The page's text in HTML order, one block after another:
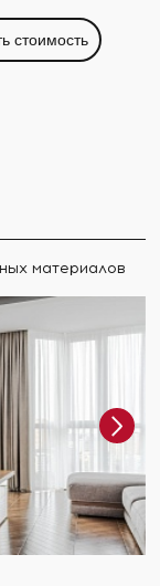
стоимость
материалов